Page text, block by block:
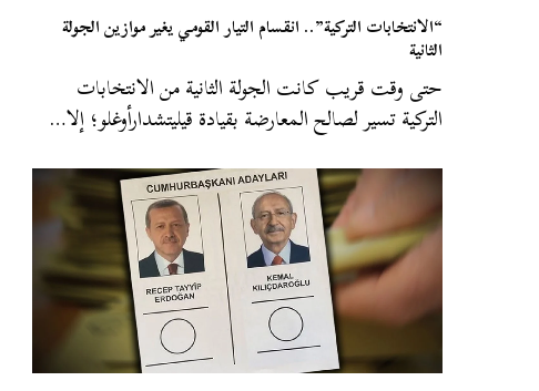
“الانتخابات التركية”.. انقسام التيار القومي يغير موازين الجولة
الثانية
حتى وقت قريب كانت الجولة الثانية من الانتخابات
التركية تسير لصالح المعارضة بقيادة قيليتشدارأوغلو؛ إلا…